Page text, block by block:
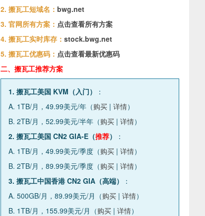
2. 搬瓦工短域名： bwg.net
3. 官网所有方案： 点击查看所有方案
4. 搬瓦工实时库存： stock.bwg.net
5. 搬瓦工优惠码： 点击查看最新优惠码
二、搬瓦工推荐方案
1. 搬瓦工美国 KVM（入门）
：
A. 1TB/月，49.99美元/年（购买 | 详情）
B. 2TB/月，52.99美元/半年（购买 | 详情）
2. 搬瓦工美国 CN2 GIA-E（推荐）
：
A. 1TB/月，49.99美元/季度（购买 | 详情）
B. 2TB/月，89.99美元/季度（购买 | 详情）
3. 搬瓦工中国香港 CN2 GIA（高端）
：
A. 500GB/月，89.99美元/月（购买 | 详情）
B. 1TB/月，155.99美元/月（购买 | 详情）